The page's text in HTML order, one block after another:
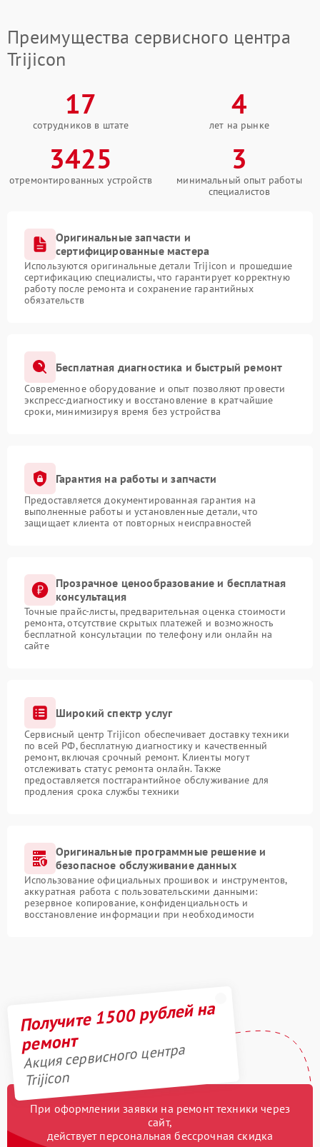
Преимущества сервисного центра
Trijicon
17
сотрудников в штате
4
лет на рынке
3425
отремонтированных устройств
3
минимальный опыт работы
специалистов
Оригинальные запчасти и
сертифицированные мастера
Используются оригинальные детали Trijicon и прошедшие
сертификацию специалисты, что гарантирует корректную
работу после ремонта и сохранение гарантийных
обязательств
Бесплатная диагностика и быстрый ремонт
Современное оборудование и опыт позволяют провести
экспресс-диагностику и восстановление в кратчайшие
сроки, минимизируя время без устройства
Гарантия на работы и запчасти
Предоставляется документированная гарантия на
выполненные работы и установленные детали, что
защищает клиента от повторных неисправностей
Прозрачное ценообразование и бесплатная
консультация
Точные прайс-листы, предварительная оценка стоимости
ремонта, отсутствие скрытых платежей и возможность
бесплатной консультации по телефону или онлайн на
сайте
Широкий спектр услуг
Сервисный центр Trijicon обеспечивает доставку техники
по всей РФ, бесплатную диагностику и качественный
ремонт, включая срочный ремонт. Клиенты могут
отслеживать статус ремонта онлайн. Также
предоставляется постгарантийное обслуживание для
продления срока службы техники
Оригинальные программные решение и
безопасное обслуживание данных
Использование официальных прошивок и инструментов,
аккуратная работа с пользовательскими данными:
резервное копирование, конфиденциальность и
восстановление информации при необходимости
Получите 1500 рублей на
ремонт
Акция сервисного центра
Trijicon
При оформлении заявки на ремонт техники через
сайт,
действует персональная бессрочная скидка